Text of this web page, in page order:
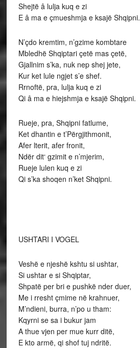
Shejtë â lulja kuq e zi
E â ma e çmueshmja e ksajë Shqipni.
N’çdo kremtim, n’gzime kombtare
Mbledhë Shqiptari çetë mas çetë,
Gjallnim s’ka, nuk nep shej jete,
Kur ket lule ngjet s’e shef.
Rrnoftë, pra, lulja kuq e zi
Qi â ma e hiejshmja e ksajë Shqipni.
Rueje, pra, Shqipni fatlume,
Ket dhantin e t’Përgjithmonit,
Afer lterit, afer fronit,
Ndër dit‘ gzimit e n’mjerim,
Rueje lulen kuq e zi
Qi s’ka shoqen n’ket Shqipni.
USHTARI I VOGEL
Veshë e njeshë kshtu si ushtar,
Si ushtar e si Shqiptar,
Shpatë per bri e pushkë nder duer,
Me i rresht çmime në krahnuer,
M’ndieni, burra, n’po u tham:
Kqyrni se sa i bukur jam
A thue vjen per mue kurr ditë,
E kto armë, qi shof tuj ndritë.